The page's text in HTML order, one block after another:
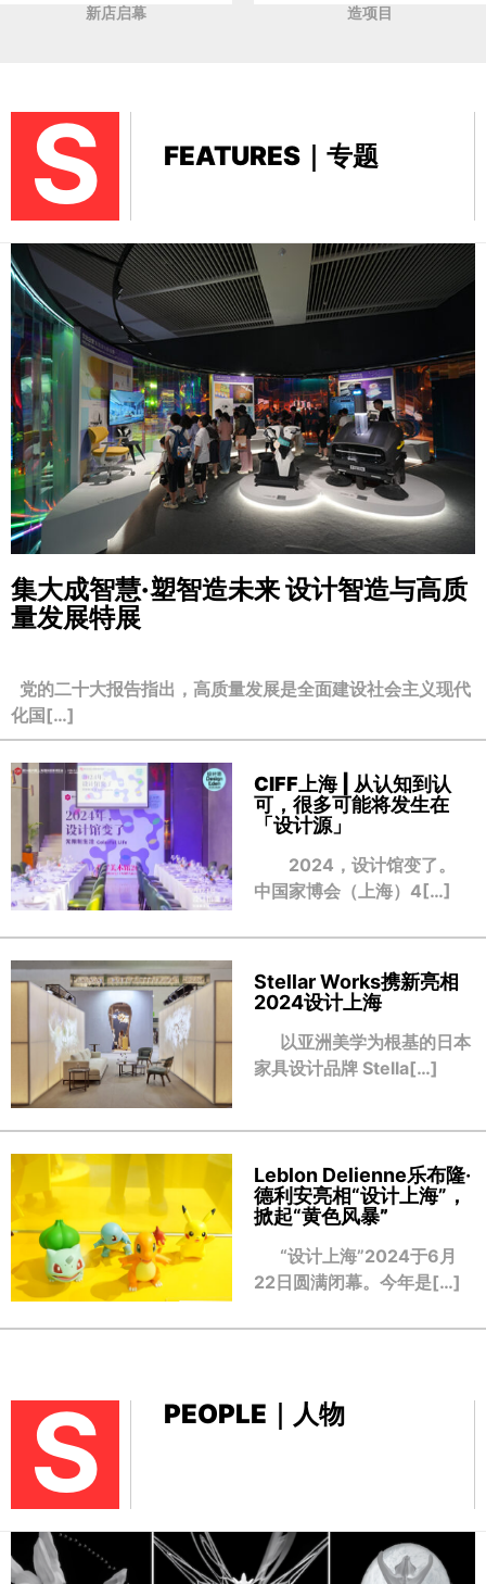
新店启幕
造项目
S FEATURES｜专题
集大成智慧·塑智造未来设计智造与高质
量发展特展
党的二十大报告指出，高质量发展是全面建设社会主义现代
化国[…]
CIFF上海 | 从认知到认
可，很多可能将发生在
「设计源」
2024，设计馆变了。
中国家博会（上海）4[…]
Stellar Works携新亮相
2024设计上海
以亚洲美学为根基的日本
家具设计品牌 Stella[…]
Leblon Delienne乐布隆·
德利安亮相“设计上海”，
掀起“黄色风暴”
“设计上海”2024于6月
22日圆满闭幕。今年是[…]
S PEOPLE｜人物